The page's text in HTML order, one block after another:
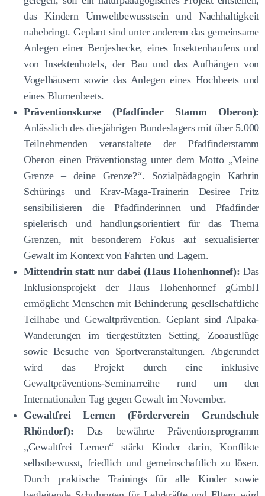
das Kindern Umweltbewusstsein und Nachhaltigkeit
nahebringt. Geplant sind unter anderem das gemeinsame
Anlegen einer Benjeshecke, eines Insektenhaufens und
von Insektenhotels, der Bau und das Aufhängen von
Vogelhäusern sowie das Anlegen eines Hochbeets und
eines Blumenbeets.
Präventionskurse (Pfadfinder Stamm Oberon):
Anlässlich des diesjährigen Bundeslagers mit über 5.000
Teilnehmenden veranstaltete der Pfadfinderstamm
Oberon einen Präventionstag unter dem Motto „Meine
Grenze – deine Grenze?“. Sozialpädagogin Kathrin
Schürings und Krav-Maga-Trainerin Desiree Fritz
sensibilisieren die Pfadfinderinnen und Pfadfinder
spielerisch und handlungsorientiert für das Thema
Grenzen, mit besonderem Fokus auf sexualisierter
Gewalt im Kontext von Fahrten und Lagern.
Mittendrin statt nur dabei (Haus Hohenhonnef): Das
Inklusionsprojekt der Haus Hohenhonnef gGmbH
ermöglicht Menschen mit Behinderung gesellschaftliche
Teilhabe und Gewaltprävention. Geplant sind Alpaka-
Wanderungen im tiergestützten Setting, Zooausflüge
sowie Besuche von Sportveranstaltungen. Abgerundet
wird das Projekt durch eine inklusive
Gewaltpräventions-Seminarreihe rund um den
Internationalen Tag gegen Gewalt im November.
Gewaltfrei Lernen (Förderverein Grundschule
Rhöndorf): Das bewährte Präventionsprogramm
„Gewaltfrei Lernen“ stärkt Kinder darin, Konflikte
selbstbewusst, friedlich und gemeinschaftlich zu lösen.
Durch praktische Trainings für alle Kinder sowie